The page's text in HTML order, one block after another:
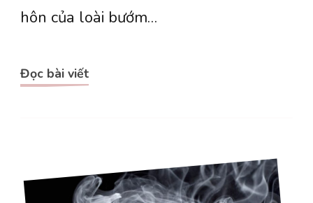
hôn của loài bướm…
Đọc bài viết